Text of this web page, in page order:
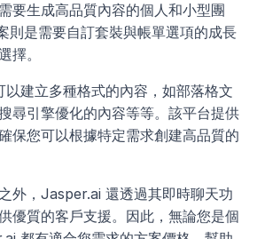
要生成高品質內容的個人和小型團
則是需要自訂套裝與帳單選項的成長
擇。
建立多種格式的內容，如部落格文
尋引擎優化的內容等等。該平台提供
保您可以根據特定需求創建高品質的
外，Jasper.ai 還透過其即時聊天功
優質的客戶支援。因此，無論您是個